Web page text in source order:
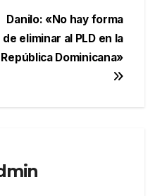
Danilo: «No hay forma
de eliminar al PLD en la
República Dominicana»